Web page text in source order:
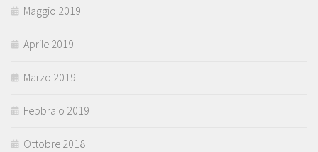
Maggio 2019
Aprile 2019
Marzo 2019
Febbraio 2019
Ottobre 2018